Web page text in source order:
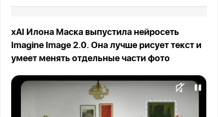
xAI Илона Маска выпустила нейросеть
Imagine Image 2.0. Она лучше рисует текст и
умеет менять отдельные части фото